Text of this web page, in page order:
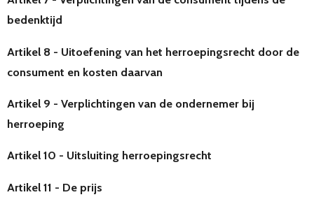
bedenktijd
Artikel 8 - Uitoefening van het herroepingsrecht door de
consument en kosten daarvan
Artikel 9 - Verplichtingen van de ondernemer bij
herroeping
Artikel 10 - Uitsluiting herroepingsrecht
Artikel 11 - De prijs